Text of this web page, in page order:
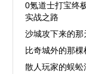
0氪道士打宝终
实战之路
沙城攻下来的
比奇城外的那
散人玩家的蜈蚣